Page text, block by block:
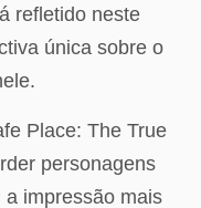
refletido neste
única sobre o
Place: The True
personagens
impressão mais